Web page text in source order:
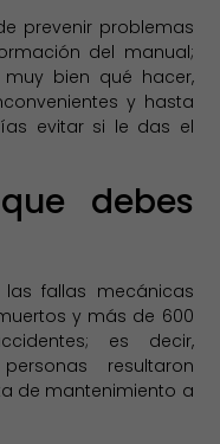
prevenir problemas
del manual;
bien qué hacer,
y hasta
evitar si le das el
debes
las fallas mecánicas
y más de 600
es decir,
resultaron
de mantenimiento a